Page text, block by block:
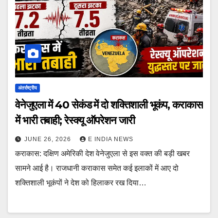
अंतर्राष्ट्रीय
वेनेजुएला में 40 सेकंड में दो शक्तिशाली भूकंप, कराकास
में भारी तबाही; रेस्क्यू ऑपरेशन जारी
JUNE 26, 2026 E INDIA NEWS
कराकास: दक्षिण अमेरिकी देश वेनेजुएला से इस वक्त की बड़ी खबर
सामने आई है। राजधानी कराकास समेत कई इलाकों में आए दो
शक्तिशाली भूकंपों ने देश को हिलाकर रख दिया…